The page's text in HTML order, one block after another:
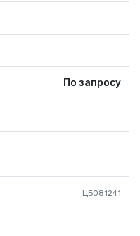
По запросу
ЦБ081241